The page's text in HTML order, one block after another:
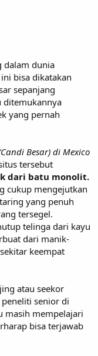
dalam dunia
bisa dikatakan
sepanjang
ditemukannya
yang pernah
Besar) di Mexico
tersebut
dari batu monolit.
cukup mengejutkan
yang penuh
tersegel.
telinga dari kayu
dari manik-
keempat
atau seekor
senior di
masih mempelajari
bisa terjawab